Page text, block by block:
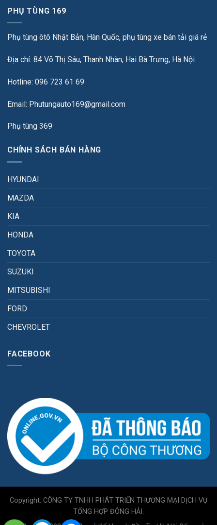
PHỤ TÙNG 169
Phụ tùng ôtô Nhật Bản, Hàn Quốc, phụ tùng xe bán tải giá rẻ
Địa chỉ: 84 Võ Thị Sáu, Thanh Nhàn, Hai Bà Trưng, Hà Nội
Hotline: 096 723 61 69
Email: Phutungauto169@gmail.com
Phụ tùng 369
CHÍNH SÁCH BÁN HÀNG
HYUNDAI
MAZDA
KIA
HONDA
TOYOTA
SUZUKI
MITSUBISHI
FORD
CHEVROLET
FACEBOOK
Copyright: CÔNG TY TNHH PHÁT TRIỂN THƯƠNG MẠI DỊCH VỤ
TỔNG HỢP ĐÔNG HẢI.